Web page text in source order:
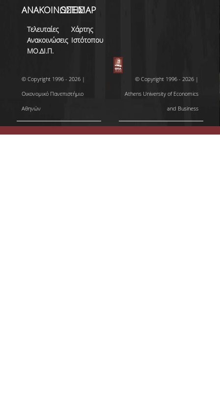
ΑΝΑΚΟΙΝΩΣΕΙΣ
Τελευταίες
Ανακοινώσεις
ΜΟ.ΔΙ.Π.
SITEMAP
Χάρτης
Ιστότοπου
© Copyright 1996 - 2026 |
Οικονομικό Πανεπιστήμιο
Αθηνών
© Copyright 1996 - 2026 |
Athens University of Economics
and Business